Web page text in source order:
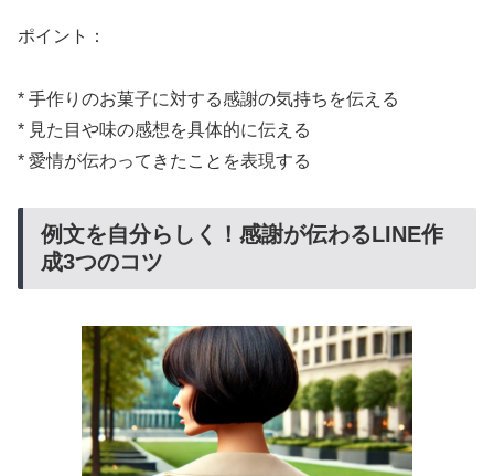
ポイント：
* 手作りのお菓子に対する感謝の気持ちを伝える
* 見た目や味の感想を具体的に伝える
* 愛情が伝わってきたことを表現する
例文を自分らしく！感謝が伝わるLINE作
成3つのコツ